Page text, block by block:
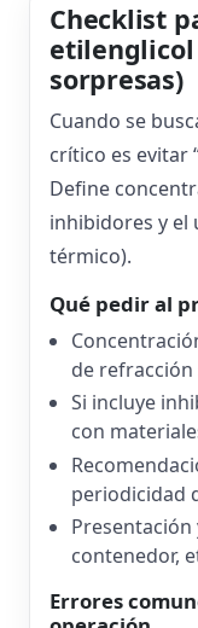
Checklist
sorpresas)
Cuando se
crítico es evitar
Define
inhibidores y el
térmico).
Qué pedir al
de refracción
Si incluye
con
periodicidad
contenedor,
Errores